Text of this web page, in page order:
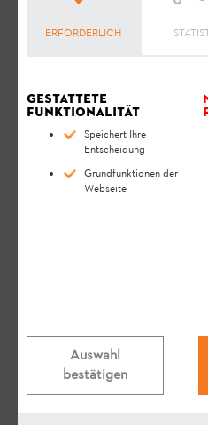
Welches Öl
FAQ Bedienung
Welches
ERFORDERLICH
Gestattete
Funktionalität
Speichert Ihre
Entscheidung
Grundfunktionen der
Webseite
Auswahl
bestätigen